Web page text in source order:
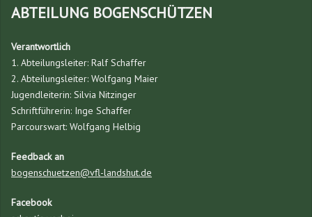
ABTEILUNG BOGENSCHÜTZEN
Verantwortlich
1. Abteilungsleiter: Ralf Schaffer
2. Abteilungsleiter: Wolfgang Maier
Jugendleiterin: Silvia Nitzinger
Schriftführerin: Inge Schaffer
Parcourswart: Wolfgang Helbig
Feedback an
bogenschuetzen@vfl-landshut.de
Facebook